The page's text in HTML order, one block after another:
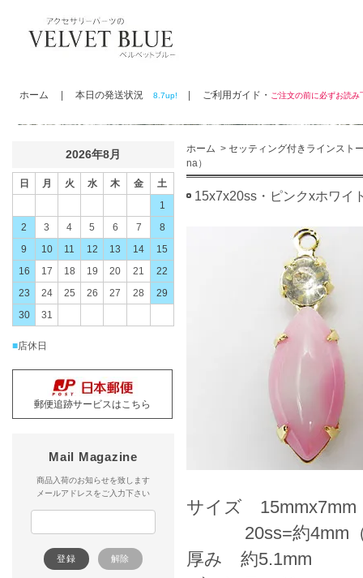
ホーム 本日の発送状況 8.7up! ご利用ガイド・ ご注文の前に必ずお読
ホーム > セッティング付きラインスト
na）
15x7x20ss・ピンクxホワイ
サイズ 15mmx7mm
20ss=約4mm（
厚み 約5.1mm
2026年8月
日 月 火 水 木 金
土
1
2
3 4 5 6 7
8
9
10 11 12 13 14
15
16
17 18 19 20 21
22
23
24 25 26 27 28
29
30
31
■店休日
郵便追跡サービスはこちら
Mail Magazine
商品入荷のお知らせを致します
メールアドレスをご入力下さい